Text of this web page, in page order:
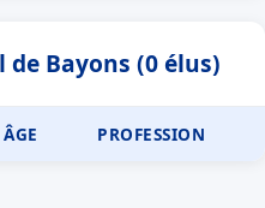
Bayons (0 élus)
ÂGE PROFESSION